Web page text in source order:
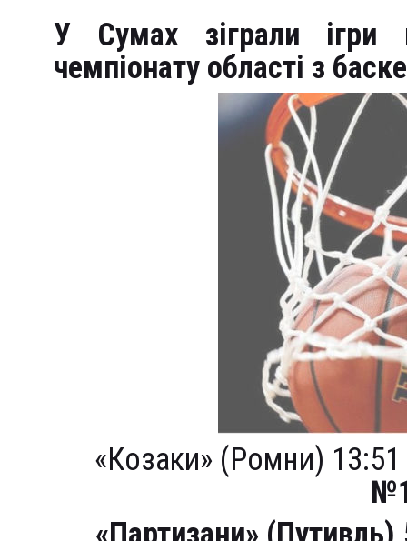
У Сумах зіграли ігри
чемпіонату області з
«Козаки» (Ромни)
«Партизани» (Путивль)